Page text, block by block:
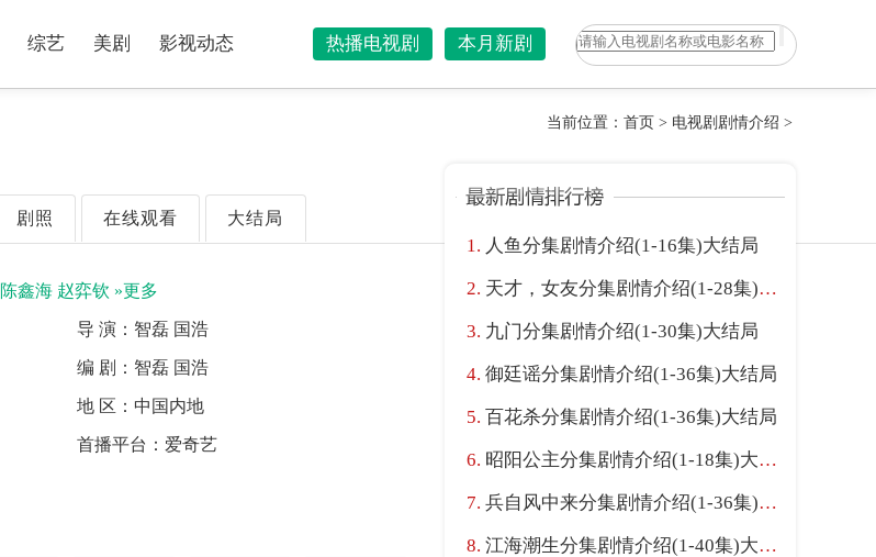
综艺 美剧 影视动态 本月新剧
热播电视剧
剧照 在线观看 大结局
当前位置： 首页 > 电视剧剧情介绍 >
陈鑫海 赵弈钦 »更多
导 演： 智磊 国浩
编 剧： 智磊 国浩
地 区： 中国内地
首播平台： 爱奇艺
人鱼分集剧情介绍(1-16集)大结局
天才，女友分集剧情介绍(1-28集)大结局
九门分集剧情介绍(1-30集)大结局
御廷谣分集剧情介绍(1-36集)大结局
百花杀分集剧情介绍(1-36集)大结局
昭阳公主分集剧情介绍(1-18集)大结局
兵自风中来分集剧情介绍(1-36集)大结局
江海潮生分集剧情介绍(1-40集)大结局